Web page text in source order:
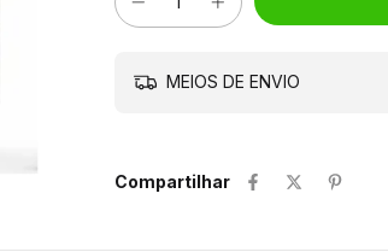
MEIOS DE ENVIO
Compartilhar